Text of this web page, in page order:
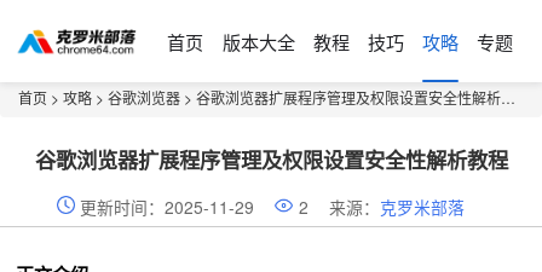
首页 版本大全 教程 技巧 攻略 专题
首页 > 攻略 > 谷歌浏览器 > 谷歌浏览器扩展程序管理及权限设置安全性解析教程
谷歌浏览器扩展程序管理及权限设置安全性解析教程
更新时间：2025-11-29 2 来源： 克罗米部落